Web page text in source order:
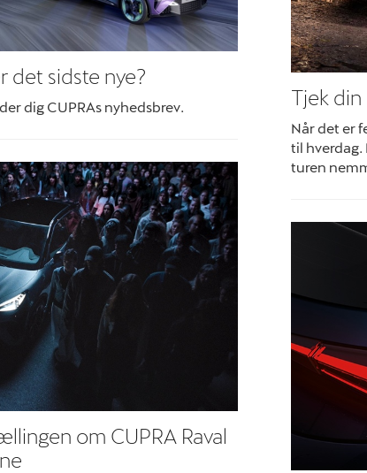
det sidste nye?
dig CUPRAs nyhedsbrev.
om CUPRA Raval
Tjek
Når det er
til hverdag.
turen